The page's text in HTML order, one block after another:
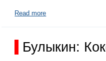
Read more
Булыкин: